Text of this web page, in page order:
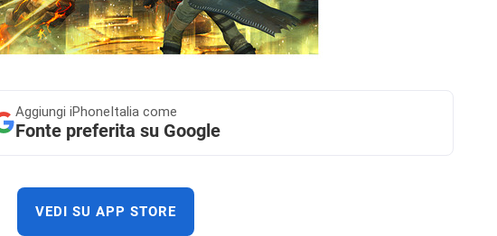
Aggiungi iPhoneItalia come
Fonte preferita su Google
VEDI SU APP STORE